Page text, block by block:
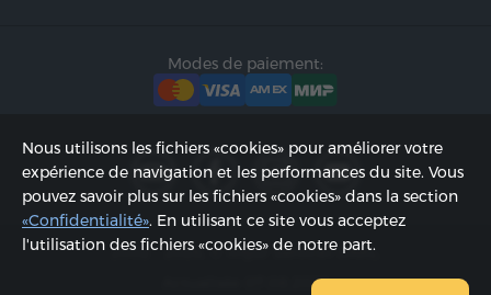
Modes de paiement:
2002 - 2026, © «Hyur Service» SARL;
Actualisée 07.08.2026
Nous utilisons les fichiers «cookies» pour améliorer votre
expérience de navigation et les performances du site. Vous
pouvez savoir plus sur les fichiers «cookies» dans la section
«Confidentialité». En utilisant ce site vous acceptez
l'utilisation des fichiers «cookies» de notre part.